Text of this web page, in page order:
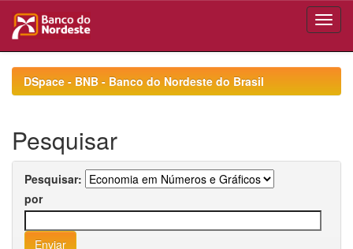
navigationDSpace - BNB - Banco do Nordeste do Brasil
Pesquisar
Pesquisar:
por